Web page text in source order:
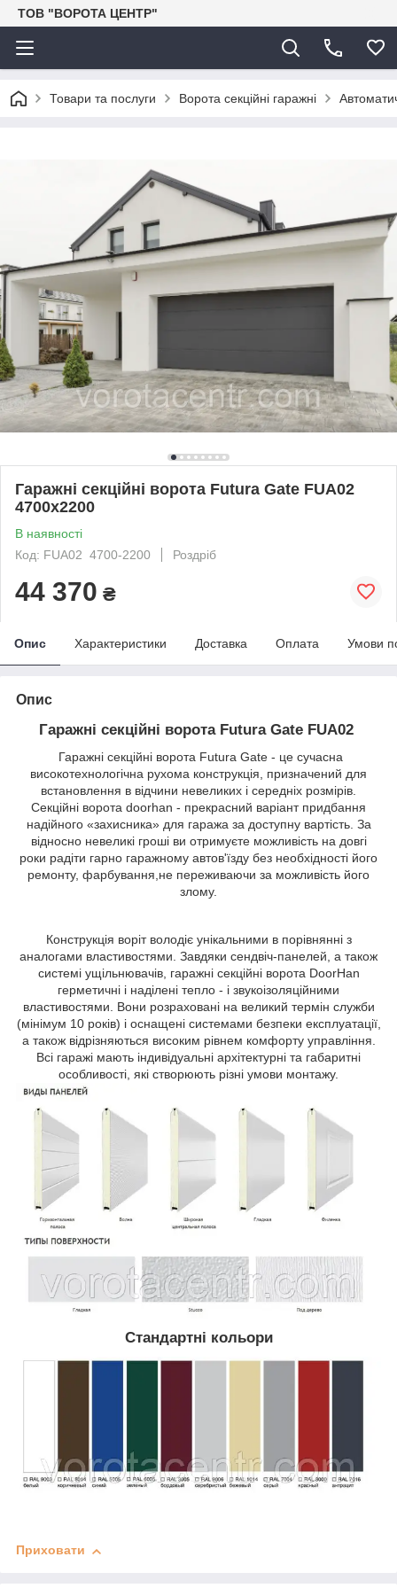
ТОВ "ВОРОТА ЦЕНТР"
Товари та послуги Ворота секційні гаражні
Гаражні секційні ворота Futura Gate FUA02
4700х2200
В наявності
Код: FUA02 4700-2200
Роздріб
44 370 ₴
Опис Характеристики Доставка Оплата Умови
Опис
Гаражні секційні ворота Futura Gate FUA02
Гаражні секційні ворота Futura Gate - це сучасна
високотехнологічна рухома конструкція, призначений для
встановлення в відчини невеликих і середніх розмірів.
Секційні ворота doorhan - прекрасний варіант придбання
надійного «захисника» для гаража за доступну вартість. За
відносно невеликі гроші ви отримуєте можливість на довгі
роки радіти гарно гаражному автов'їзду без необхідності його
ремонту, фарбування,не переживаючи за можливість його
злому.
Конструкція воріт володіє унікальними в порівнянні з
аналогами властивостями. Завдяки сендвіч-панелей, а також
системі ущільнювачів, гаражні секційні ворота DoorHan
герметичні і наділені тепло - і звукоізоляційними
властивостями. Вони розраховані на великий термін служби
(мінімум 10 років) і оснащені системами безпеки експлуатації,
а також відрізняються високим рівнем комфорту управління.
Всі гаражі мають індивідуальні архітектурні та габаритні
особливості, які створюють різні умови монтажу.
Стандартні кольори
Приховати